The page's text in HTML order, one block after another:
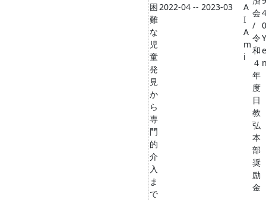
困
難
な
児
童
発
見
か
ら
専
門
的
介
入
ま
で
2022-04 -- 2023-03
A
I
A
m
i
会
/
令
和
４
年
度
日
教
弘
本
部
奨
励
金
4
0
Y
e